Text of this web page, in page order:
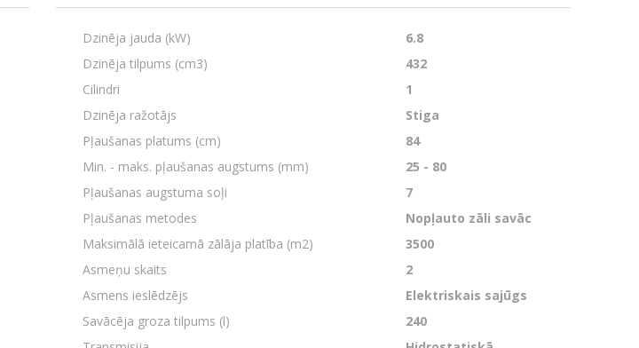
Dzinēja jauda (kW)
6.8
Dzinēja tilpums (cm3)
432
Cilindri
1
Dzinēja ražotājs
Stiga
Pļaušanas platums (cm)
84
Min. - maks. pļaušanas augstums (mm)
25 - 80
Pļaušanas augstuma soļi
7
Pļaušanas metodes
Nopļauto zāli savāc
Maksimālā ieteicamā zālāja platība (m2)
3500
Asmeņu skaits
2
Asmens ieslēdzējs
Elektriskais sajūgs
Savācēja groza tilpums (l)
240